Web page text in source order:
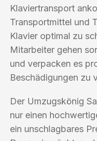
Klaviertransport
Transportmittel und
Klavier optimal zu
Mitarbeiter gehen
und verpacken es
Beschädigungen zu
Der Umzugskönig
nur einen
ein unschlagbares